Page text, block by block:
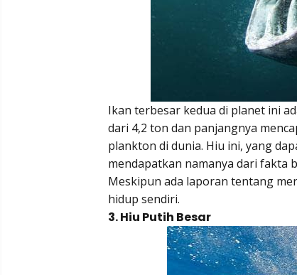
Ikan terbesar kedua di planet ini
dari 4,2 ton dan panjangnya
plankton di dunia. Hiu ini, yang
mendapatkan namanya dari fakta
Meskipun ada laporan tentang
hidup sendiri.
3. Hiu Putih Besar